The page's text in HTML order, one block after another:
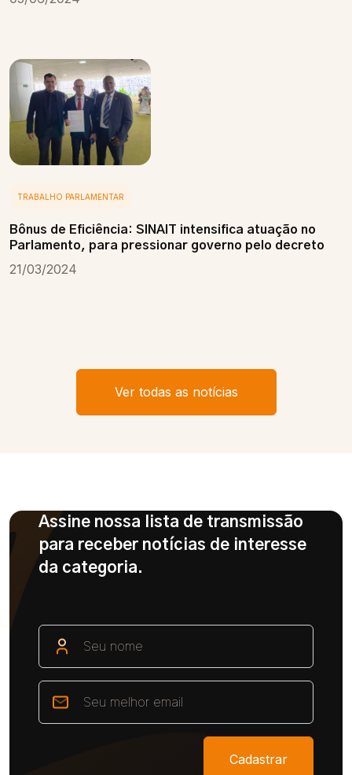
TRABALHO PARLAMENTAR
Bônus de Eficiência: SINAIT intensifica atuação no
Parlamento, para pressionar governo pelo decreto
21/03/2024
Ver todas as notícias
Assine nossa lista de transmissão
para receber notícias de interesse
da categoria.
Cadastrar